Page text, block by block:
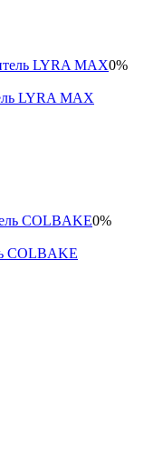
0%
LYRA MAX
0%
COLBAKE